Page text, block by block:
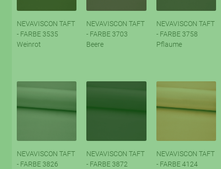
NEVAVISCON TAFT
- FARBE 3535
Weinrot
NEVAVISCON TAFT
- FARBE 3703
Beere
NEVAVISCON TAFT
- FARBE 3758
Pflaume
NEVAVISCON TAFT
- FARBE 3826
NEVAVISCON TAFT
- FARBE 3872
NEVAVISCON TAFT
- FARBE 4124